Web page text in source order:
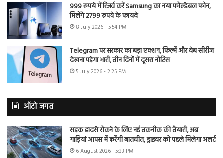
999 रुपये में रिजर्व करें Samsung का नया फोल्डेबल फोन,
मिलेंगे 2799 रुपये के फायदे
8 July 2026 - 5:54 PM
Telegram पर सरकार का बड़ा एक्शन, फिल्में और वेब सीरीज
देखना पड़ेगा भारी, तीन दिनों में दूसरा नोटिस
5 July 2026 - 2:25 PM
ऑटो जगत
सड़क हादसे रोकने के लिए नई तकनीक की तैयारी, अब
गाड़ियां आपस में करेंगी बातचीत, ड्राइवर को पहले मिलेगा अलर्ट
6 August 2026 - 5:33 PM